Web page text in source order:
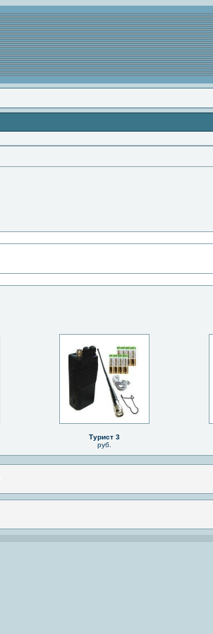
Турист 3
руб.